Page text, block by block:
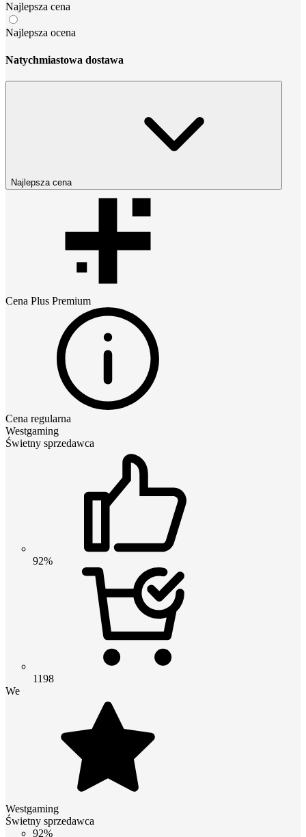
Najlepsza cena
Najlepsza ocena
Natychmiastowa dostawa
Najlepsza cena
Cena Plus Premium
Cena regularna
Westgaming
Świetny sprzedawca
92%
1198
We
Westgaming
Świetny sprzedawca
92%